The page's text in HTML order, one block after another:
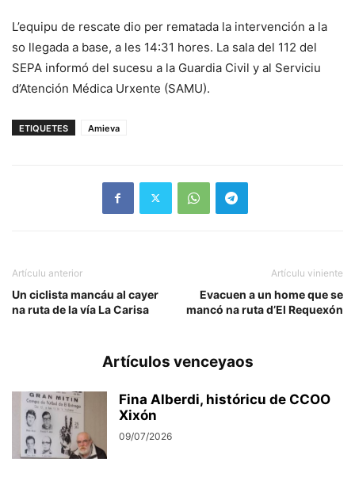
L’equipu de rescate dio per rematada la intervención a la
so llegada a base, a les 14:31 hores. La sala del 112 del
SEPA informó del sucesu a la Guardia Civil y al Serviciu
d’Atención Médica Urxente (SAMU).
ETIQUETES Amieva
Artículu anterior
Un ciclista mancáu al cayer
na ruta de la vía La Carisa
Artículu viniente
Evacuen a un home que se
mancó na ruta d’El Requexón
Artículos venceyaos
Fina Alberdi, históricu de CCOO
Xixón
09/07/2026